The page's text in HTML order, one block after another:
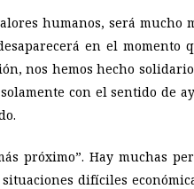
humanos, será mucho
en el momento
nos hemos hecho
con el sentido de
próximo”. Hay muchas
difíciles